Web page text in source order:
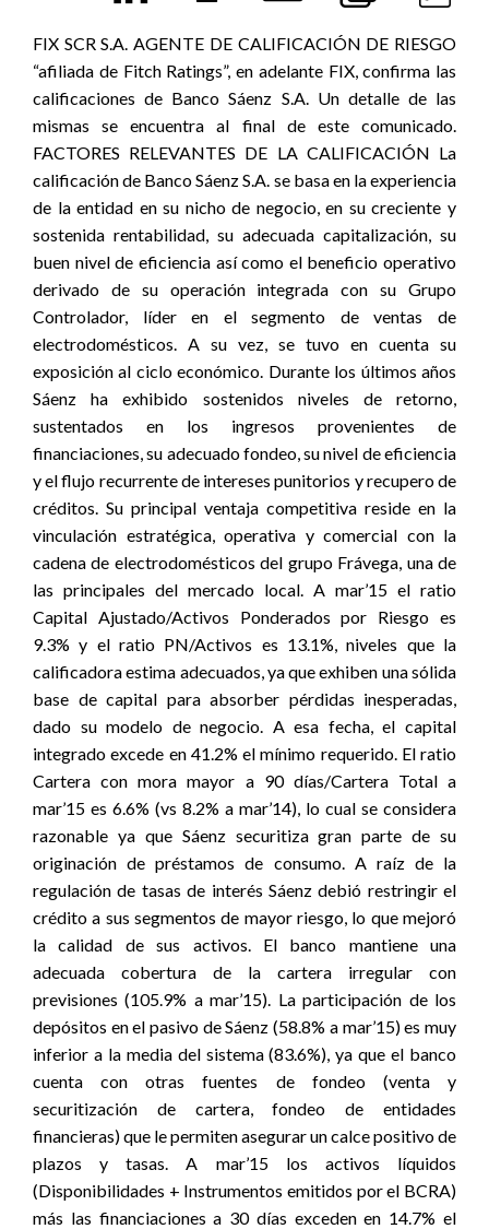
FIX SCR S.A. AGENTE DE CALIFICACIÓN DE RIESGO
“afiliada de Fitch Ratings”, en adelante FIX, confirma las
calificaciones de Banco Sáenz S.A. Un detalle de las
mismas se encuentra al final de este comunicado.
FACTORES RELEVANTES DE LA CALIFICACIÓN La
calificación de Banco Sáenz S.A. se basa en la experiencia
de la entidad en su nicho de negocio, en su creciente y
sostenida rentabilidad, su adecuada capitalización, su
buen nivel de eficiencia así como el beneficio operativo
derivado de su operación integrada con su Grupo
Controlador, líder en el segmento de ventas de
electrodomésticos. A su vez, se tuvo en cuenta su
exposición al ciclo económico. Durante los últimos años
Sáenz ha exhibido sostenidos niveles de retorno,
sustentados en los ingresos provenientes de
financiaciones, su adecuado fondeo, su nivel de eficiencia
y el flujo recurrente de intereses punitorios y recupero de
créditos. Su principal ventaja competitiva reside en la
vinculación estratégica, operativa y comercial con la
cadena de electrodomésticos del grupo Frávega, una de
las principales del mercado local. A mar’15 el ratio
Capital Ajustado/Activos Ponderados por Riesgo es
9.3% y el ratio PN/Activos es 13.1%, niveles que la
calificadora estima adecuados, ya que exhiben una sólida
base de capital para absorber pérdidas inesperadas,
dado su modelo de negocio. A esa fecha, el capital
integrado excede en 41.2% el mínimo requerido. El ratio
Cartera con mora mayor a 90 días/Cartera Total a
mar’15 es 6.6% (vs 8.2% a mar’14), lo cual se considera
razonable ya que Sáenz securitiza gran parte de su
originación de préstamos de consumo. A raíz de la
regulación de tasas de interés Sáenz debió restringir el
crédito a sus segmentos de mayor riesgo, lo que mejoró
la calidad de sus activos. El banco mantiene una
adecuada cobertura de la cartera irregular con
previsiones (105.9% a mar’15). La participación de los
depósitos en el pasivo de Sáenz (58.8% a mar’15) es muy
inferior a la media del sistema (83.6%), ya que el banco
cuenta con otras fuentes de fondeo (venta y
securitización de cartera, fondeo de entidades
financieras) que le permiten asegurar un calce positivo de
plazos y tasas. A mar’15 los activos líquidos
(Disponibilidades + Instrumentos emitidos por el BCRA)
más las financiaciones a 30 días exceden en 14.7% el